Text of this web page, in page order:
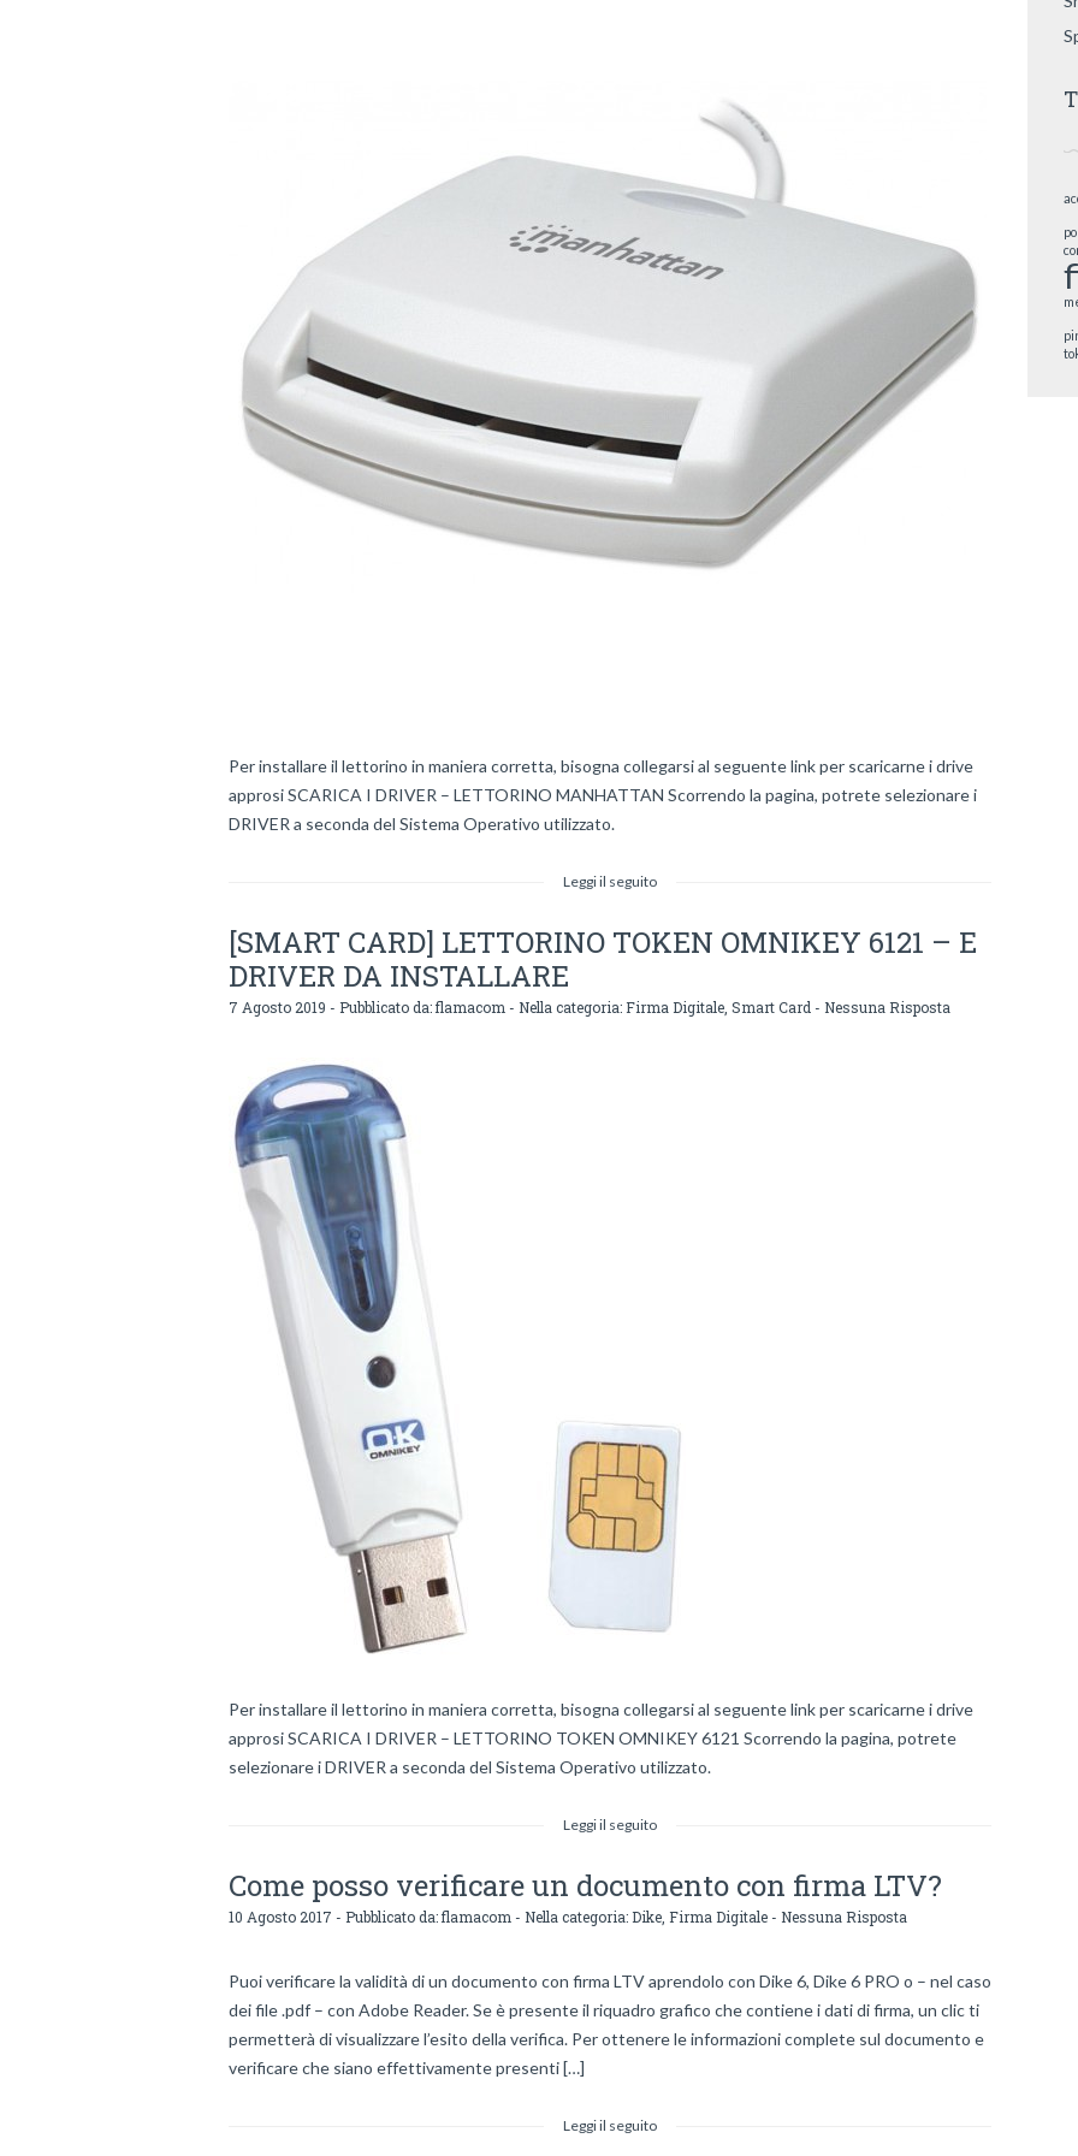
Per installare il lettorino in maniera corretta, bisogna collegarsi al seguente link per scaricarne i drive
approsi SCARICA I DRIVER – LETTORINO MANHATTAN Scorrendo la pagina, potrete selezionare i
DRIVER a seconda del Sistema Operativo utilizzato.
Leggi il seguito
[SMART CARD] LETTORINO TOKEN OMNIKEY 6121 – E
DRIVER DA INSTALLARE
7 Agosto 2019 - Pubblicato da:flamacom - Nella categoria: Firma Digitale Smart Card - Nessuna Risposta
Per installare il lettorino in maniera corretta, bisogna collegarsi al seguente link per scaricarne i drive
approsi SCARICA I DRIVER – LETTORINO TOKEN OMNIKEY 6121 Scorrendo la pagina, potrete
selezionare i DRIVER a seconda del Sistema Operativo utilizzato.
Leggi il seguito
Come posso verificare un documento con firma LTV?
10 Agosto 2017 - Pubblicato da:flamacom - Nella categoria: Dike Firma Digitale - Nessuna Risposta
Puoi verificare la validità di un documento con firma LTV aprendolo con Dike 6, Dike 6 PRO o – nel caso
dei file .pdf – con Adobe Reader. Se è presente il riquadro grafico che contiene i dati di firma, un clic ti
permetterà di visualizzare l’esito della verifica. Per ottenere le informazioni complete sul documento e
verificare che siano effettivamente presenti […]
Leggi il seguito